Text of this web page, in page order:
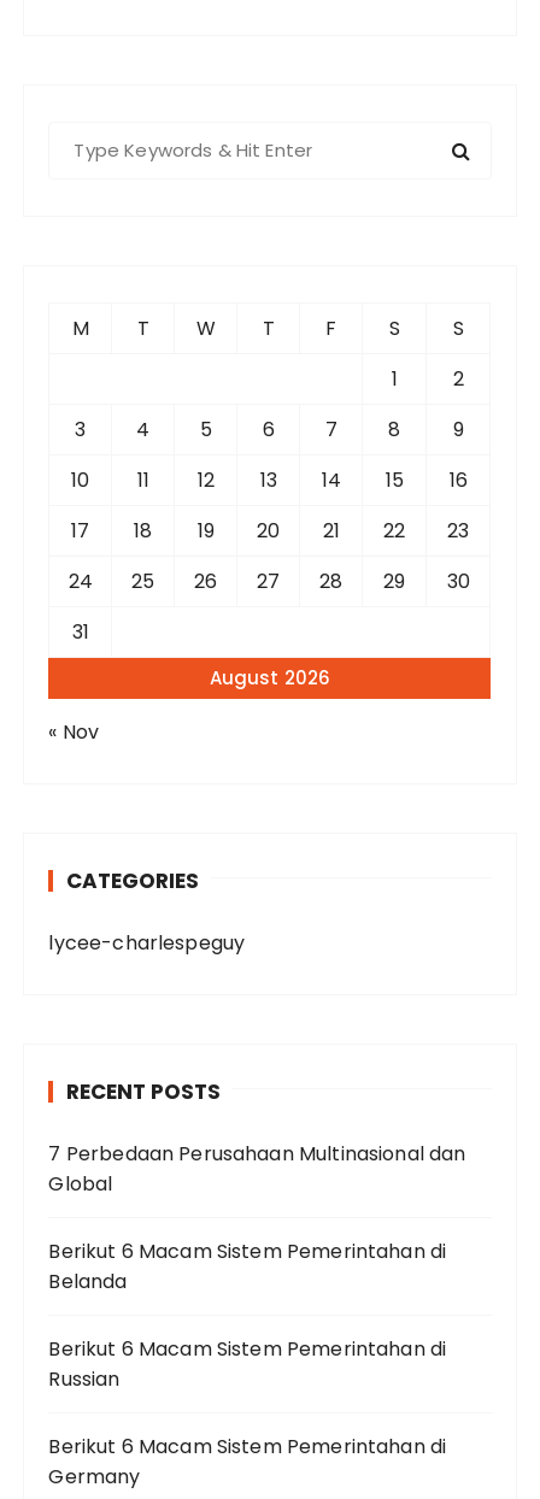
August 2026
M T W T F S
S
1
2
3
4 5 6 7 8
9
10
11 12 13 14 15
16
17
18 19 20 21 22
23
24
25 26 27 28 29
30
31
« Nov
CATEGORIES
lycee-charlespeguy
RECENT POSTS
7 Perbedaan Perusahaan Multinasional dan
Global
Berikut 6 Macam Sistem Pemerintahan di
Belanda
Berikut 6 Macam Sistem Pemerintahan di
Russian
Berikut 6 Macam Sistem Pemerintahan di
Germany